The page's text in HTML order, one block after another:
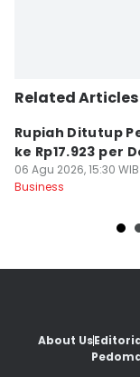
Related Articles
Rupiah Ditutup
ke Rp17.923 per
06 Agu 2026, 15:30 WIB
Business
About Us